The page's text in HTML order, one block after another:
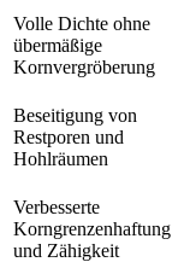
Volle Dichte ohne
übermäßige
Kornvergröberung
Beseitigung von
Restporen und
Hohlräumen
Verbesserte
Korngrenzenhaftung
und Zähigkeit